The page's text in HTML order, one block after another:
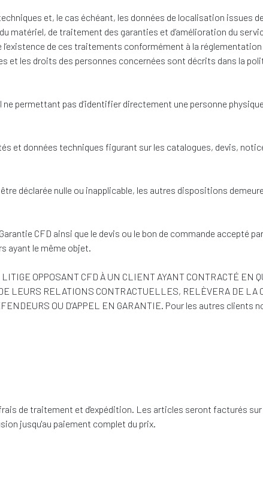
et, le cas échéant, les données de localisation issues
matériel, de traitement des garanties et d’amélioration du
de ces traitements conformément à la
et les droits des personnes concernées sont décrits dans la
permettant pas d’identifier directement une personne
et données techniques figurant sur les catalogues, devis,
déclarée nulle ou inapplicable, les autres dispositions
CFD ainsi que le devis ou le bon de commande accepté
ayant le même objet.
OPPOSANT CFD À UN CLIENT AYANT CONTRACTÉ EN
LEURS RELATIONS CONTRACTUELLES, RELÈVERA DE LA
OU D’APPEL EN GARANTIE. Pour les autres clients
de traitement et d'expédition. Les articles seront facturés sur
jusqu'au paiement complet du prix.